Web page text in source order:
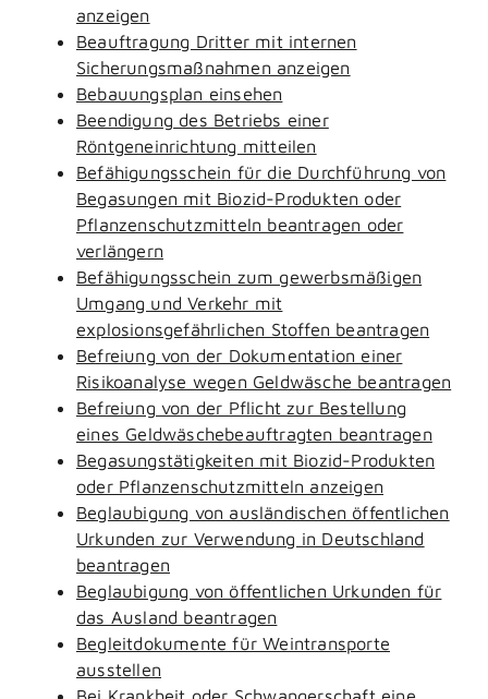
anzeigen
Beauftragung Dritter mit internen
Sicherungsmaßnahmen anzeigen
Bebauungsplan einsehen
Beendigung des Betriebs einer
Röntgeneinrichtung mitteilen
Befähigungsschein für die Durchführung von
Begasungen mit Biozid-Produkten oder
Pflanzenschutzmitteln beantragen oder
verlängern
Befähigungsschein zum gewerbsmäßigen
Umgang und Verkehr mit
explosionsgefährlichen Stoffen beantragen
Befreiung von der Dokumentation einer
Risikoanalyse wegen Geldwäsche beantragen
Befreiung von der Pflicht zur Bestellung
eines Geldwäschebeauftragten beantragen
Begasungstätigkeiten mit Biozid-Produkten
oder Pflanzenschutzmitteln anzeigen
Beglaubigung von ausländischen öffentlichen
Urkunden zur Verwendung in Deutschland
beantragen
Beglaubigung von öffentlichen Urkunden für
das Ausland beantragen
Begleitdokumente für Weintransporte
ausstellen